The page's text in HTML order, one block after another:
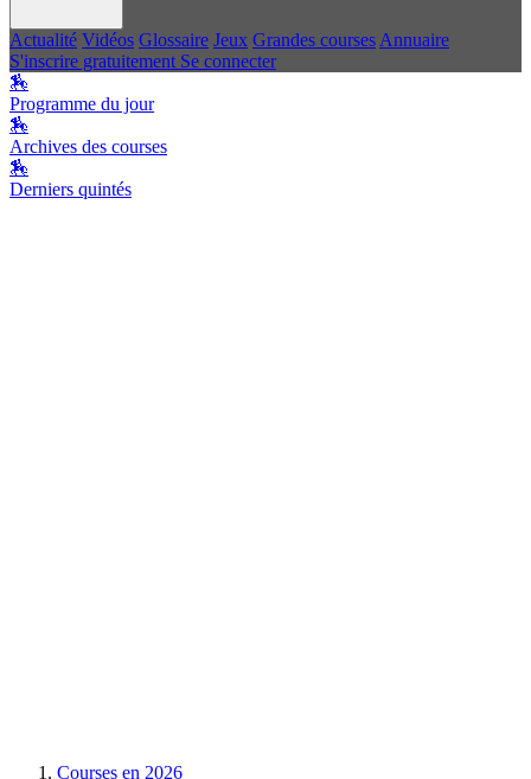
Actualité Vidéos Glossaire Jeux Grandes courses Annuaire
S'inscrire gratuitement Se connecter
🏇
Programme du jour
🏇
Archives des courses
🏇
Derniers quintés
Courses en 2026